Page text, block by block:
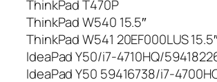
ThinkPad T470P
ThinkPad W540 15.5″
ThinkPad W541 20EF000LUS
IdeaPad Y50/i7-4710HQ/
IdeaPad Y50 59416738/i7-